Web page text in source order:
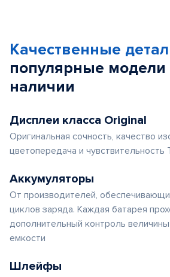
Качественные
популярные модели
наличии
Дисплеи класса Original
Оригинальная сочность, качество
цветопередача и чувствительность
Аккумуляторы
От производителей,
циклов заряда. Каждая батарея
дополнительный контроль
емкости
Шлейфы